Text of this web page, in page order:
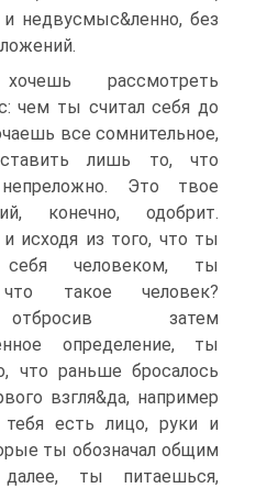
недвусмыс&ленно, без
рассмотреть
чем ты считал себя до
все сомнительное,
лишь то, что
Это твое
конечно, одобрит.
исходя из того, что ты
себя человеком, ты
такое человек?
затем
определение, ты
что раньше бросалось
взгля&да, например
есть лицо, руки и
ты обозначал общим
ты питаешься,